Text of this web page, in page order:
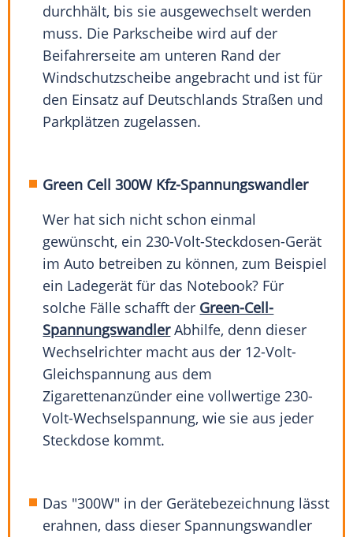
durchhält, bis sie ausgewechselt werden
muss. Die Parkscheibe wird auf der
Beifahrerseite am unteren Rand der
Windschutzscheibe angebracht und ist für
den Einsatz auf Deutschlands Straßen und
Parkplätzen zugelassen.
Green Cell 300W Kfz-Spannungswandler
Wer hat sich nicht schon einmal
gewünscht, ein 230-Volt-Steckdosen-Gerät
im Auto betreiben zu können, zum Beispiel
ein Ladegerät für das Notebook? Für
solche Fälle schafft der Green-Cell-
SpannungswandlerAbhilfe, denn dieser
Wechselrichter macht aus der 12-Volt-
Gleichspannung aus dem
Zigarettenanzünder eine vollwertige 230-
Volt-Wechselspannung, wie sie aus jeder
Steckdose kommt.
Das "300W" in der Gerätebezeichnung lässt
erahnen, dass dieser Spannungswandler